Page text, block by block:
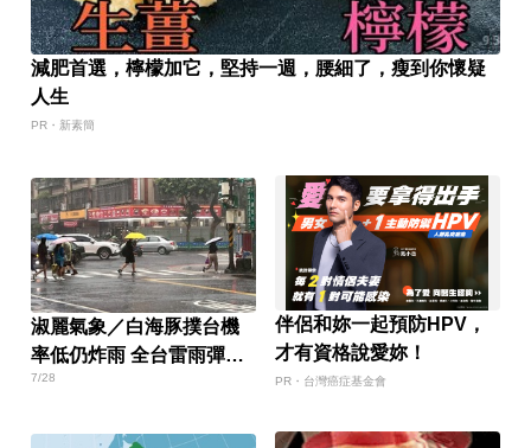
減肥首選，檸檬加它，堅持一週，腰細了，瘦到你懷疑
人生
PR・新素簡
淑麗氣象／白海豚撲台機
率低仍炸雨 全台雷雨彈下
到這天
7/28
伴侶和妳一起預防HPV，
才有資格說愛妳！
PR・台灣癌症基金會